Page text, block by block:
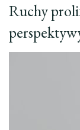
Ruchy